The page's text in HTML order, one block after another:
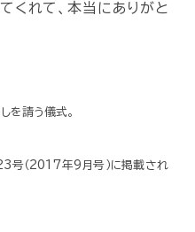
くれて、本当にありがと
を請う儀式。
号（2017年9月号）に掲載され